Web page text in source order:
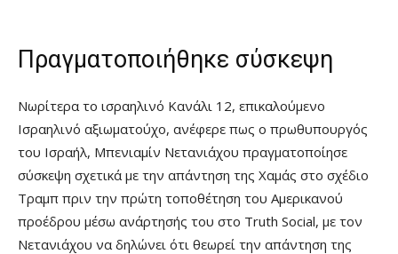
Πραγματοποιήθηκε σύσκεψη
Νωρίτερα το ισραηλινό Κανάλι 12, επικαλούμενο
Ισραηλινό αξιωματούχο, ανέφερε πως ο πρωθυπουργός
του Ισραήλ, Μπενιαμίν Νετανιάχου πραγματοποίησε
σύσκεψη σχετικά με την απάντηση της Χαμάς στο σχέδιο
Τραμπ πριν την πρώτη τοποθέτηση του Αμερικανού
προέδρου μέσω ανάρτησής του στο Truth Social, με τον
Νετανιάχου να δηλώνει ότι θεωρεί την απάντηση της